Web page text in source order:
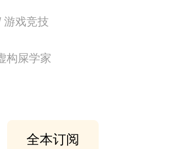
游戏竞技
构屎学家
全本订阅